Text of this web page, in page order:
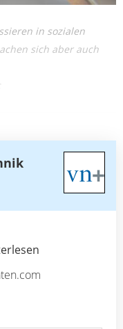
in sozialen
sich aber auch